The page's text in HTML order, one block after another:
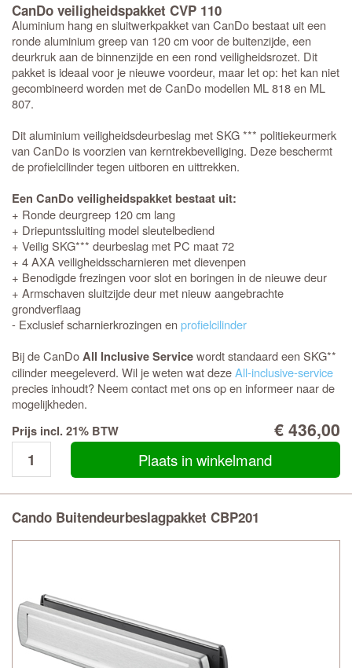
CanDo veiligheidspakket CVP 110
Aluminium hang en sluitwerkpakket van CanDo bestaat uit een
ronde aluminium greep van 120 cm voor de buitenzijde, een
deurkruk aan de binnenzijde en een rond veiligheidsrozet. Dit
pakket is ideaal voor je nieuwe voordeur, maar let op: het kan niet
gecombineerd worden met de CanDo modellen ML 818 en ML
807.
Dit aluminium veiligheidsdeurbeslag met SKG *** politiekeurmerk
van CanDo is voorzien van kerntrekbeveiliging. Deze beschermt
de profielcilinder tegen uitboren en uittrekken.
Een CanDo veiligheidspakket bestaat uit:
+ Ronde deurgreep 120 cm lang
+ Driepuntssluiting model sleutelbediend
+ Veilig SKG*** deurbeslag met PC maat 72
+ 4 AXA veiligheidsscharnieren met dievenpen
+ Benodigde frezingen voor slot en boringen in de nieuwe deur
+ Armschaven sluitzijde deur met nieuw aangebrachte
grondverflaag
- Exclusief scharnierkrozingen enprofielcilinder
Bij de CanDoAll Inclusive Servicewordt standaard een SKG**
cilinder meegeleverd. Wil je weten wat dezeAll-inclusive-service
precies inhoudt? Neem contact met ons op en informeer naar de
mogelijkheden.
Prijs incl. 21% BTW
€ 436,00
Plaats in winkelmand
Cando Buitendeurbeslagpakket CBP201